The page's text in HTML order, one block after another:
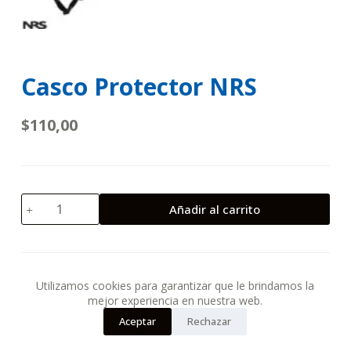
Utilizamos cookies para garantizar que le brindamos la
mejor experiencia en nuestra web.
Aceptar Rechazar
Casco Protector NRS
$110,00
Protector
Añadir al carrito
CATEGORÍA: ARTICULOS MARINOS